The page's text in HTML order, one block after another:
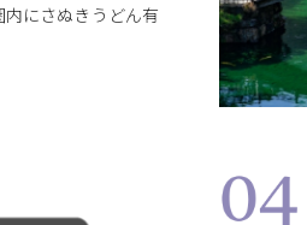
にさぬきうどん有